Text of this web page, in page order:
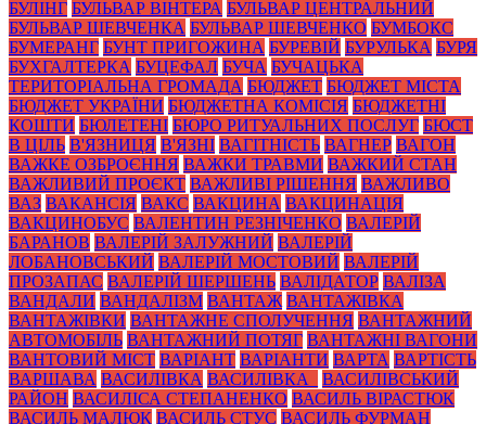
БУЛІНГ БУЛЬВАР ВІНТЕРА БУЛЬВАР ЦЕНТРАЛЬНИЙ
БУЛЬВАР ШЕВЧЕНКА БУЛЬВАР ШЕВЧЕНКО БУМБОКС
БУМЕРАНГ БУНТ ПРИГОЖИНА БУРЕВІЙ БУРУЛЬКА БУРЯ
БУХГАЛТЕРКА БУЦЕФАЛ БУЧА БУЧАЦЬКА
ТЕРИТОРІАЛЬНА ГРОМАДА БЮДЖЕТ БЮДЖЕТ МІСТА
БЮДЖЕТ УКРАЇНИ БЮДЖЕТНА КОМІСІЯ БЮДЖЕТНІ
КОШТИ БЮЛЕТЕНІ БЮРО РИТУАЛЬНИХ ПОСЛУГ БЮСТ
В ЦІЛЬ В'ЯЗНИЦЯ В'ЯЗНІ ВАГІТНІСТЬ ВАГНЕР ВАГОН
ВАЖКЕ ОЗБРОЄННЯ ВАЖКИ ТРАВМИ ВАЖКИЙ СТАН
ВАЖЛИВИЙ ПРОЄКТ ВАЖЛИВІ РІШЕННЯ ВАЖЛИВО
ВАЗ ВАКАНСІЯ ВАКС ВАКЦИНА ВАКЦИНАЦІЯ
ВАКЦИНОБУС ВАЛЕНТИН РЕЗНІЧЕНКО ВАЛЕРІЙ
БАРАНОВ ВАЛЕРІЙ ЗАЛУЖНИЙ ВАЛЕРІЙ
ЛОБАНОВСЬКИЙ ВАЛЕРІЙ МОСТОВИЙ ВАЛЕРІЙ
ПРОЗАПАС ВАЛЕРІЙ ШЕРШЕНЬ ВАЛІДАТОР ВАЛІЗА
ВАНДАЛИ ВАНДАЛІЗМ ВАНТАЖ ВАНТАЖІВКА
ВАНТАЖІВКИ ВАНТАЖНЕ СПОЛУЧЕННЯ ВАНТАЖНИЙ
АВТОМОБІЛЬ ВАНТАЖНИЙ ПОТЯГ ВАНТАЖНІ ВАГОНИ
ВАНТОВИЙ МІСТ ВАРІАНТ ВАРІАНТИ ВАРТА ВАРТІСТЬ
ВАРШАВА ВАСИЛІВКА ВАСИЛІВКА_
ВАСИЛІВСЬКИЙ
РАЙОН ВАСИЛІСА СТЕПАНЕНКО ВАСИЛЬ ВІРАСТЮК
ВАСИЛЬ МАЛЮК ВАСИЛЬ СТУС ВАСИЛЬ ФУРМАН